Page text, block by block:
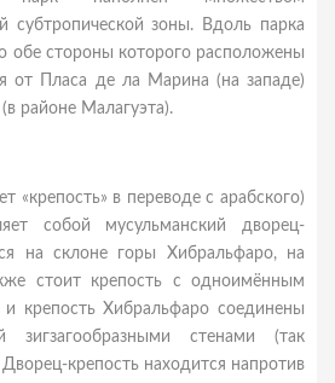
субтропической зоны. Вдоль парка
обе стороны которого расположены
от Пласа де ла Марина (на западе)
районе Малагуэта).
«крепость» в переводе с арабского)
собой мусульманский дворец-
на склоне горы Хибральфаро, на
стоит крепость с одноимённым
и крепость Хибральфаро соединены
зигзагообразными стенами (так
Дворец-крепость находится напротив